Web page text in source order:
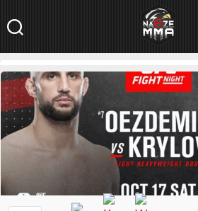
NaszeMMA.pl»Aktualności»Świat»UFC»
Nikita Krylov co-main eventem